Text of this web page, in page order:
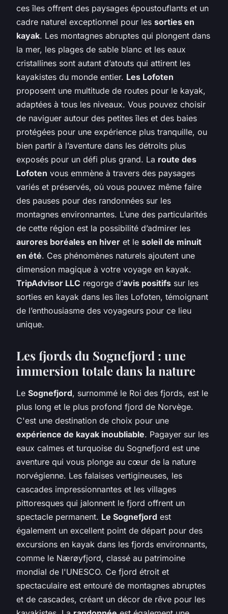
ces îles offrent des paysages époustouflants et un
cadre naturel exceptionnel pour les sorties en
kayak. Les montagnes abruptes qui plongent dans
la mer, les plages de sable blanc et les eaux
cristallines sont autant d’atouts qui attirent les
kayakistes du monde entier. Les Lofoten
proposent une multitude de routes pour le kayak,
adaptées à tous les niveaux. Vous pouvez choisir
de naviguer autour des petites îles et des baies
protégées pour une expérience plus tranquille, ou
bien partir à l’aventure dans les détroits plus
exposés pour un défi plus grand. La route des
Lofoten vous emmène à travers des paysages
variés et préservés, où vous pouvez même faire
des pauses pour des randonnées sur les
montagnes environnantes. L’une des particularités
de cette région est la possibilité d’admirer les
aurores boréales en hiver et le soleil de minuit
en été. Ces phénomènes naturels ajoutent une
dimension magique à votre voyage en kayak.
TripAdvisor LLC regorge d’avis positifs sur les
sorties en kayak dans les îles Lofoten, témoignant
de l’enthousiasme des voyageurs pour ce lieu
unique.
Les fjords du Sognefjord : une
immersion totale dans la nature
Le Sognefjord, surnommé le Roi des fjords, est le
plus long et le plus profond fjord de Norvège.
C'est une destination de choix pour une
expérience de kayak inoubliable. Pagayer sur les
eaux calmes et turquoise du Sognefjord est une
aventure qui vous plonge au cœur de la nature
norvégienne. Les falaises vertigineuses, les
cascades impressionnantes et les villages
pittoresques qui jalonnent le fjord offrent un
spectacle permanent. Le Sognefjord est
également un excellent point de départ pour des
excursions en kayak dans les fjords environnants,
comme le Nærøyfjord, classé au patrimoine
mondial de l'UNESCO. Ce fjord étroit et
spectaculaire est entouré de montagnes abruptes
et de cascades, créant un décor de rêve pour les